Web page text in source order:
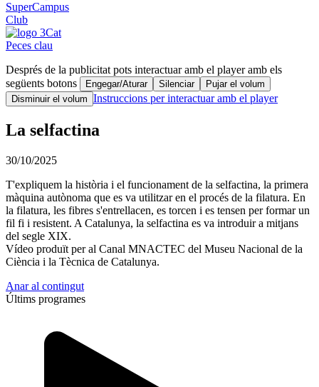
SuperCampus
Club
Peces clau
Després de la publicitat pots interactuar amb el player amb els
següents botons
Engegar/Aturar Silenciar
Pujar el volum
Disminuir el volum Instruccions per interactuar amb el player
La selfactina
30/10/2025
T'expliquem la història i el funcionament de la selfactina, la primera
màquina autònoma que es va utilitzar en el procés de la filatura. En
la filatura, les fibres s'entrellacen, es torcen i es tensen per formar un
fil fi i resistent. A Catalunya, la selfactina es va introduir a mitjans
del segle XIX.
Vídeo produït per al Canal MNACTEC del Museu Nacional de la
Ciència i la Tècnica de Catalunya.
Anar al contingut
Últims programes